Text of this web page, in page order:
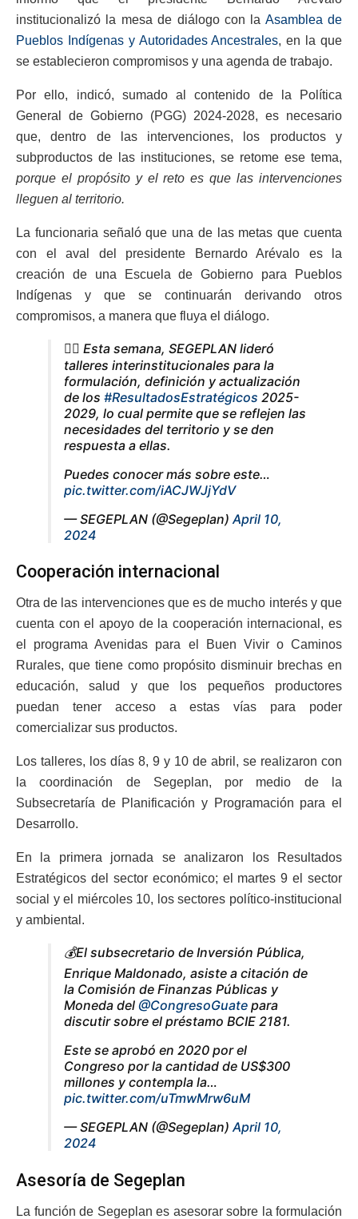
institucionalizó la mesa de diálogo con la Asamblea de
Pueblos Indígenas y Autoridades Ancestrales, en la que
se establecieron compromisos y una agenda de trabajo.
Por ello, indicó, sumado al contenido de la Política
General de Gobierno (PGG) 2024-2028, es necesario
que, dentro de las intervenciones, los productos y
subproductos de las instituciones, se retome ese tema,
porque el propósito y el reto es que las intervenciones
lleguen al territorio.
La funcionaria señaló que una de las metas que cuenta
con el aval del presidente Bernardo Arévalo es la
creación de una Escuela de Gobierno para Pueblos
Indígenas y que se continuarán derivando otros
compromisos, a manera que fluya el diálogo.
☝🏼 Esta semana, SEGEPLAN lideró
talleres interinstitucionales para la
formulación, definición y actualización
de los #ResultadosEstratégicos 2025-
2029, lo cual permite que se reflejen las
necesidades del territorio y se den
respuesta a ellas.
Puedes conocer más sobre este…
pic.twitter.com/iACJWJjYdV
— SEGEPLAN (@Segeplan) April 10,
2024
Cooperación internacional
Otra de las intervenciones que es de mucho interés y que
cuenta con el apoyo de la cooperación internacional, es
el programa Avenidas para el Buen Vivir o Caminos
Rurales, que tiene como propósito disminuir brechas en
educación, salud y que los pequeños productores
puedan tener acceso a estas vías para poder
comercializar sus productos.
Los talleres, los días 8, 9 y 10 de abril, se realizaron con
la coordinación de Segeplan, por medio de la
Subsecretaría de Planificación y Programación para el
Desarrollo.
En la primera jornada se analizaron los Resultados
Estratégicos del sector económico; el martes 9 el sector
social y el miércoles 10, los sectores político-institucional
y ambiental.
💰El subsecretario de Inversión Pública,
Enrique Maldonado, asiste a citación de
la Comisión de Finanzas Públicas y
Moneda del @CongresoGuate para
discutir sobre el préstamo BCIE 2181.
Este se aprobó en 2020 por el
Congreso por la cantidad de US$300
millones y contempla la…
pic.twitter.com/uTmwMrw6uM
— SEGEPLAN (@Segeplan)April 10,
2024
Asesoría de Segeplan
La función de Segeplan es asesorar sobre la formulación